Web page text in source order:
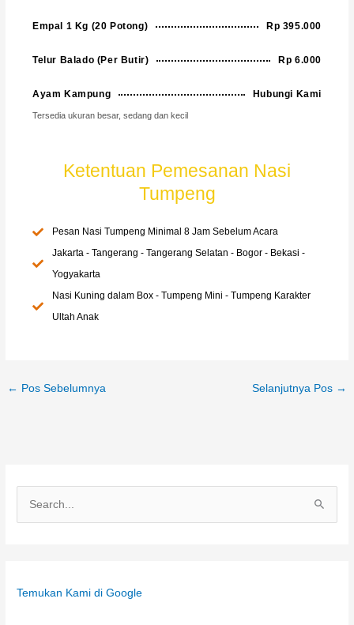
Empal 1 Kg (20 Potong) Rp 395.000
Telur Balado (Per Butir) Rp 6.000
Ayam Kampung Hubungi Kami
Tersedia ukuran besar, sedang dan kecil
Ketentuan Pemesanan Nasi
Tumpeng
Pesan Nasi Tumpeng Minimal 8 Jam Sebelum Acara
Jakarta - Tangerang - Tangerang Selatan - Bogor - Bekasi -
Yogyakarta
Nasi Kuning dalam Box - Tumpeng Mini - Tumpeng Karakter
Ultah Anak
← Pos Sebelumnya Selanjutnya Pos →
u
Temukan Kami di Google